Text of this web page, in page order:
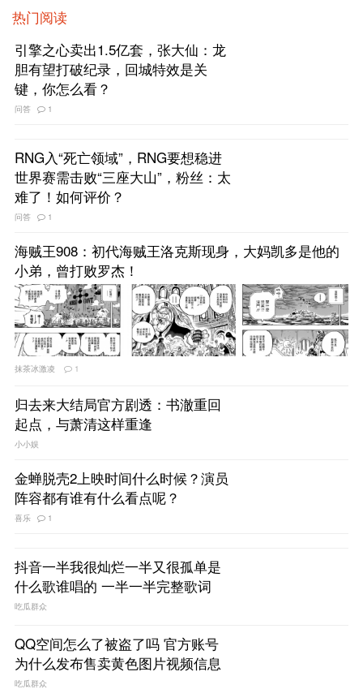
热门阅读
引擎之心卖出1.5亿套，张大仙：龙
胆有望打破纪录，回城特效是关
键，你怎么看？
问答 1
RNG入“死亡领域”，RNG要想稳进
世界赛需击败“三座大山”，粉丝：太
难了！如何评价？
问答 1
海贼王908：初代海贼王洛克斯现身，大妈凯多是他的
小弟，曾打败罗杰！
抹茶冰激凌 1
归去来大结局官方剧透：书澈重回
起点，与萧清这样重逢
小小娱
金蝉脱壳2上映时间什么时候？演员
阵容都有谁有什么看点呢？
抖音一半我很灿烂一半又很孤单是
什么歌谁唱的 一半一半完整歌词
QQ空间怎么了被盗了吗 官方账号